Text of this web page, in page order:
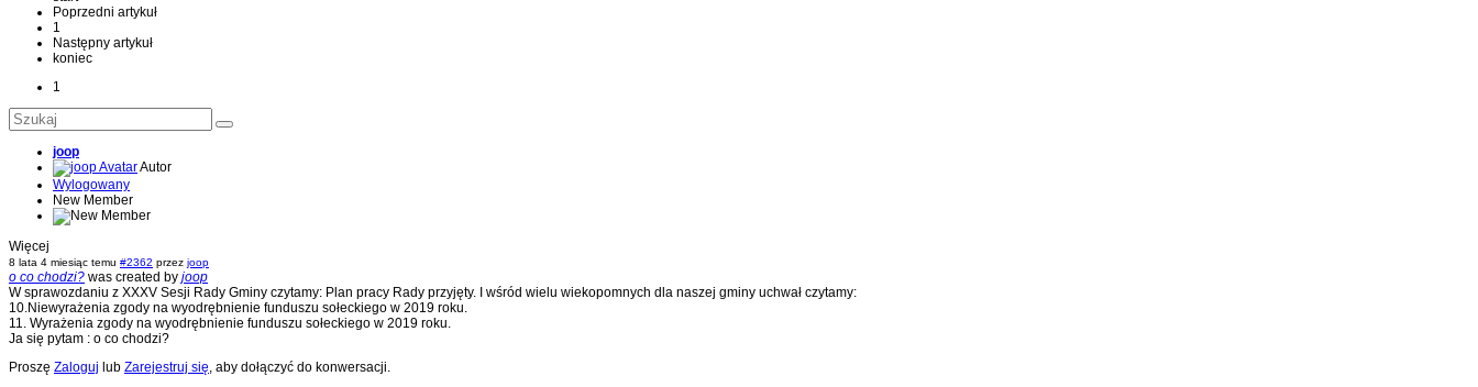
Poprzedni artykuł
1
Następny artykuł
koniec
1
joop
Autor
Wylogowany
New Member
Więcej
8 lata 4 miesiąc temu #2362 przez joop
o co chodzi? was created by joop
W sprawozdaniu z XXXV Sesji Rady Gminy czytamy: Plan pracy Rady przyjęty. I wśród wielu wiekopomnych dla naszej gminy uchwał czytamy:
10.Niewyrażenia zgody na wyodrębnienie funduszu sołeckiego w 2019 roku.
11. Wyrażenia zgody na wyodrębnienie funduszu sołeckiego w 2019 roku.
Ja się pytam : o co chodzi?
Proszę Zaloguj lub Zarejestruj się, aby dołączyć do konwersacji.